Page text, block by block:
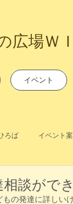
広場Ｗ
イベント
ろば イベント
談がで
の発達に詳しい